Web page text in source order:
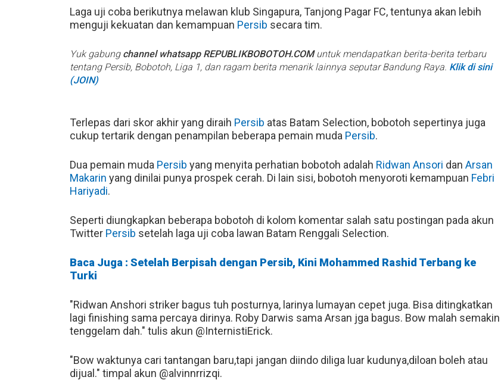
Laga uji coba berikutnya melawan klub Singapura, Tanjong Pagar FC, tentunya akan lebih
menguji kekuatan dan kemampuan Persib secara tim.
Yuk gabung channel whatsapp REPUBLIKBOBOTOH.COMuntuk mendapatkan berita-berita terbaru
tentang Persib, Bobotoh, Liga 1, dan ragam berita menarik lainnya seputar Bandung Raya. Klik di sini
(JOIN)
Terlepas dari skor akhir yang diraih Persib atas Batam Selection, bobotoh sepertinya juga
cukup tertarik dengan penampilan beberapa pemain muda Persib.
Dua pemain muda Persib yang menyita perhatian bobotoh adalah Ridwan Ansori dan Arsan
Makarin yang dinilai punya prospek cerah. Di lain sisi, bobotoh menyoroti kemampuan Febri
Hariyadi.
Seperti diungkapkan beberapa bobotoh di kolom komentar salah satu postingan pada akun
Twitter Persib setelah laga uji coba lawan Batam Renggali Selection.
Baca Juga : Setelah Berpisah dengan Persib, Kini Mohammed Rashid Terbang ke
Turki
"Ridwan Anshori striker bagus tuh posturnya, larinya lumayan cepet juga. Bisa ditingkatkan
lagi finishing sama percaya dirinya. Roby Darwis sama Arsan jga bagus. Bow malah semakin
tenggelam dah." tulis akun @InternistiErick.
"Bow waktunya cari tantangan baru,tapi jangan diindo diliga luar kudunya,diloan boleh atau
dijual." timpal akun @alvinnrrizqi.